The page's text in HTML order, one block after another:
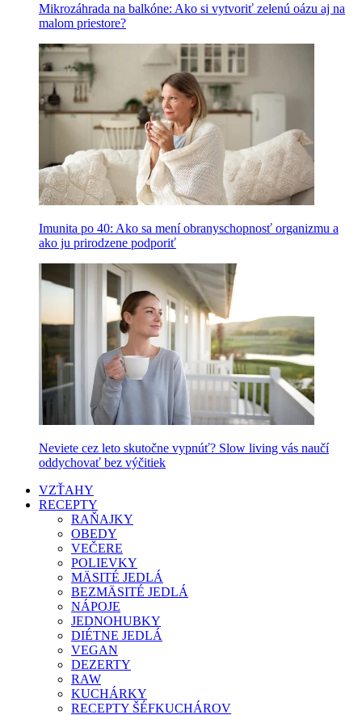
Mikrozáhrada na balkóne: Ako si vytvoriť zelenú oázu aj na
malom priestore?
Imunita po 40: Ako sa mení obranyschopnosť organizmu a
ako ju prirodzene podporiť
Neviete cez leto skutočne vypnúť? Slow living vás naučí
oddychovať bez výčitiek
VZŤAHY
RECEPTY
RAŇAJKY
OBEDY
VEČERE
POLIEVKY
MÄSITÉ JEDLÁ
BEZMÄSITÉ JEDLÁ
NÁPOJE
JEDNOHUBKY
DIÉTNE JEDLÁ
VEGAN
DEZERTY
RAW
KUCHÁRKY
RECEPTY ŠÉFKUCHÁROV